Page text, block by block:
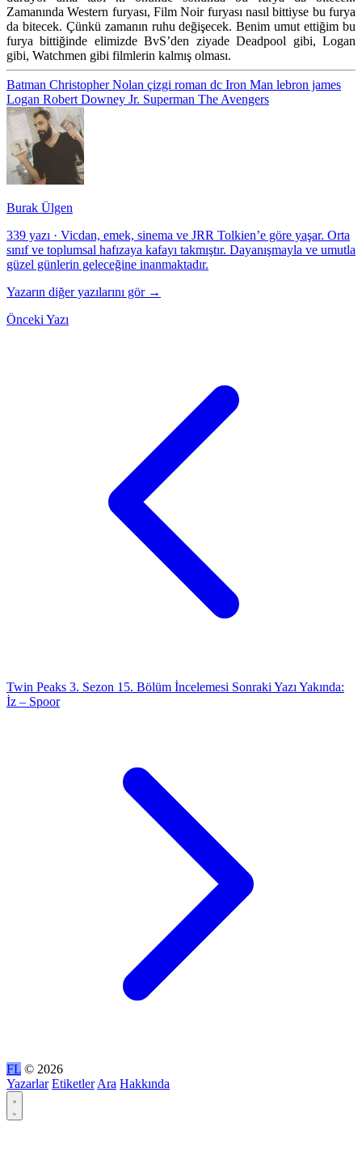
ZamanındaWestern furyası,Film Noirfuryası nasıl bittiyse bu furya
da bitecek. Çünkü zamanın ruhu değişecek. Benim umut ettiğim bu
furya bittiğinde elimizde BvS’den ziyade Deadpool gibi, Logan
gibi, Watchmen gibi filmlerin kalmış olması.
Batman Christopher Nolan çizgi roman dc Iron Man lebron james
Logan Robert Downey Jr. Superman The Avengers
Burak Ülgen
339 yazı · Vicdan, emek, sinema ve JRR Tolkien’e göre yaşar. Orta
sınıf ve toplumsal hafızaya kafayı takmıştır. Dayanışmayla ve umutla
güzel günlerin geleceğine inanmaktadır.
Yazarın diğer yazılarını gör →
Önceki Yazı
Twin Peaks 3. Sezon 15. Bölüm İncelemesi Sonraki Yazı Yakında:
İz – Spoor
FL © 2026
Yazarlar Etiketler Ara Hakkında